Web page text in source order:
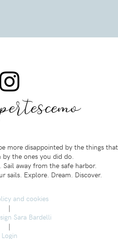
more disappointed by the things that
the ones you did do.
away from the safe harbor.
sails. Explore. Dream. Discover.
and cookies
|
Sara Bardelli
|
Login